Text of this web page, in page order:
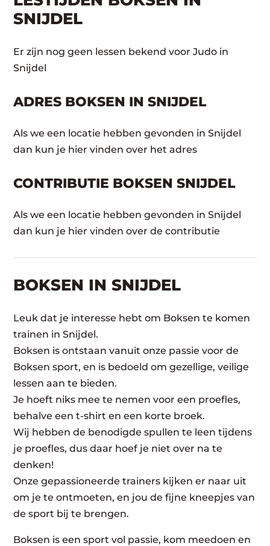
SNIJDEL
Er zijn nog geen lessen bekend voor Judo in
Snijdel
ADRES BOKSEN IN SNIJDEL
Als we een locatie hebben gevonden in Snijdel
dan kun je hier vinden over het adres
CONTRIBUTIE BOKSEN SNIJDEL
Als we een locatie hebben gevonden in Snijdel
dan kun je hier vinden over de contributie
BOKSEN IN SNIJDEL
Leuk dat je interesse hebt om Boksen te komen
trainen in Snijdel.
Boksen is ontstaan vanuit onze passie voor de
Boksen sport, en is bedoeld om gezellige, veilige
lessen aan te bieden.
Je hoeft niks mee te nemen voor een proefles,
behalve een t-shirt en een korte broek.
Wij hebben de benodigde spullen te leen tijdens
je proefles, dus daar hoef je niet over na te
denken!
Onze gepassioneerde trainers kijken er naar uit
om je te ontmoeten, en jou de fijne kneepjes van
de sport bij te brengen.
Boksen is een sport vol passie, kom meedoen en